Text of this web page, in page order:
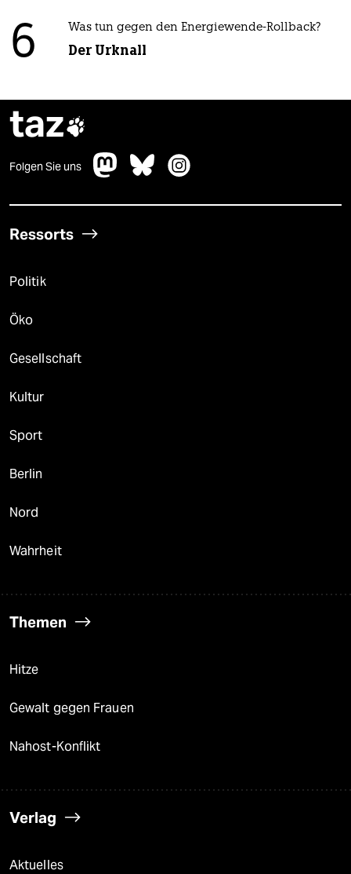
6 Was tun gegen den Energiewende-Rollback?
Der Urknall
taz
Folgen Sie uns
Ressorts
Politik
Öko
Gesellschaft
Kultur
Sport
Berlin
Nord
Wahrheit
Themen
Hitze
Gewalt gegen Frauen
Nahost-Konflikt
Verlag
Aktuelles